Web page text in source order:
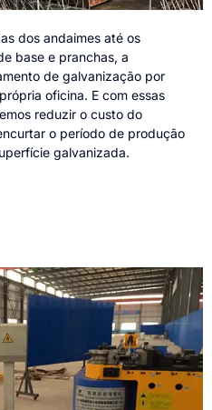
dos andaimes até os
base e pranchas, a
de galvanização por
oficina. E com essas
reduzir o custo do
o período de produção
galvanizada.